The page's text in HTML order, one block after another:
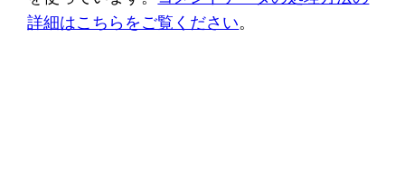
詳細はこちらをご覧ください。